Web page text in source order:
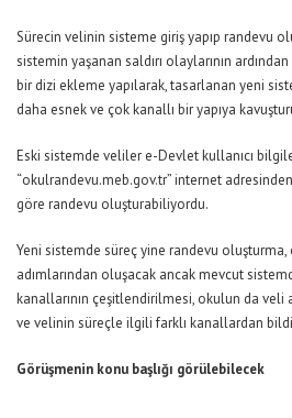
Sürecin velinin sisteme giriş yapıp randevu
sistemin yaşanan saldırı olaylarının
bir dizi ekleme yapılarak, tasarlanan yeni
daha esnek ve çok kanallı bir yapıya
Eski sistemde veliler e-Devlet kullanıcı
“okulrandevu.meb.gov.tr” internet
göre randevu oluşturabiliyordu.
Yeni sistemde süreç yine randevu oluşturma,
adımlarından oluşacak ancak mevcut
kanallarının çeşitlendirilmesi, okulun da veli
ve velinin süreçle ilgili farklı kanallardan
Görüşmenin konu başlığı görülebilecek